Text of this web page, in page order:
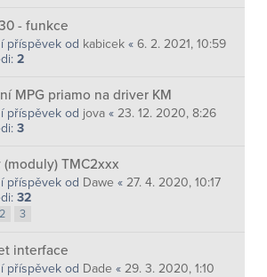
- funkce
příspěvek od kabicek « 6. 2. 2021, 10:59
2
MPG priamo na driver KM
příspěvek od jova « 23. 12. 2020, 8:26
3
(moduly) TMC2xxx
příspěvek od Dawe « 27. 4. 2020, 10:17
32
2 3
interface
příspěvek od Dade « 29. 3. 2020, 1:10